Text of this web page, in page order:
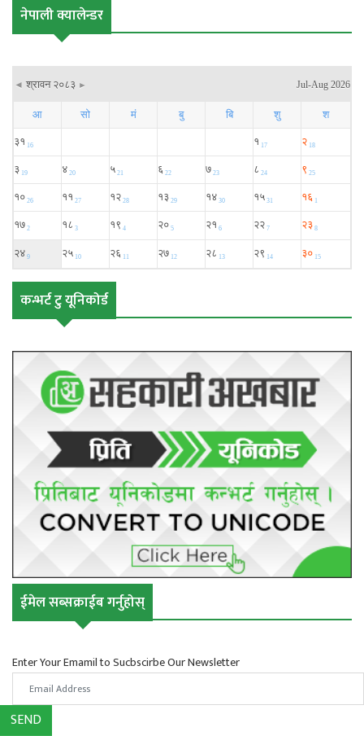
नेपाली क्यालेन्डर
कन्भर्ट टु यूनिकोर्ड
ईमेल सब्सक्राईब गर्नुहोस्
Enter Your Emamil to Sucbscirbe Our Newsletter
SEND